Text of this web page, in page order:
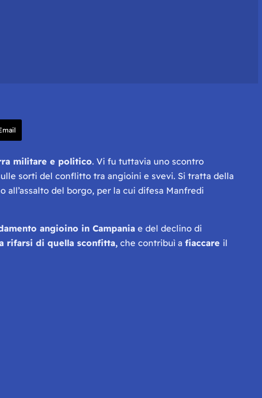
militare e politico. Vi fu tuttavia uno scontro
sorti del conflitto tra angioini e svevi. Si tratta della
del borgo, per la cui difesa Manfredi
angioino in Campaniae del declino di
rifarsi di quella sconfitta,che contribuì a fiaccare il